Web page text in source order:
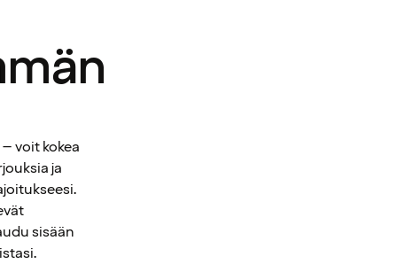
voit kokea
ja
sisään